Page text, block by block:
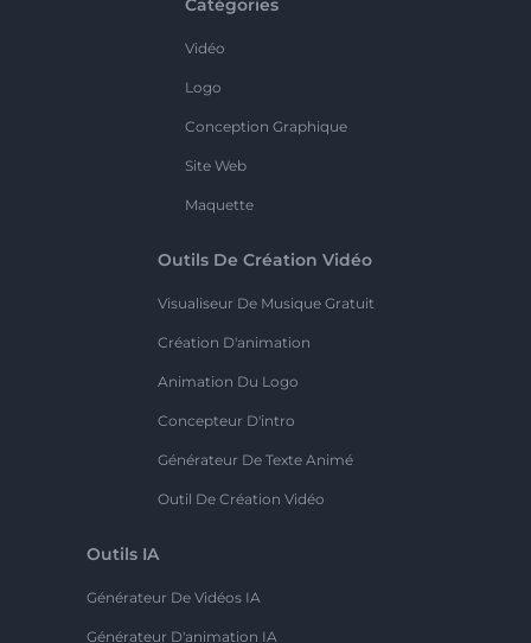
Catégories
Vidéo
Logo
Conception Graphique
Site Web
Maquette
Outils De Création Vidéo
Visualiseur De Musique Gratuit
Création D'animation
Animation Du Logo
Concepteur D'intro
Générateur De Texte Animé
Outil De Création Vidéo
Outils IA
Générateur De Vidéos IA
Générateur D'animation IA